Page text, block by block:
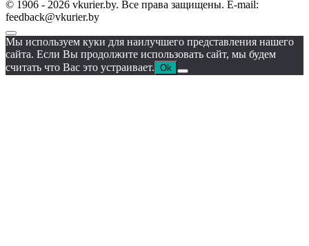
© 1906 - 2026 vkurier.by. Все права защищены. E-mail:
feedback@vkurier.by
Мы используем куки для наилучшего представления нашего
сайта. Если Вы продолжите использовать сайт, мы будем
считать что Вас это устраивает. Ok